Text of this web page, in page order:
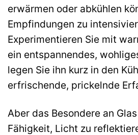
erwärmen oder abkühlen
Empfindungen zu
Experimentieren Sie mit
ein entspannendes,
legen Sie ihn kurz in den
erfrischende, prickelnde
Aber das Besondere an
Fähigkeit, Licht zu